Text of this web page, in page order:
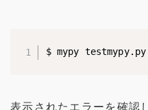
$ mypy
表示されたエラーを確認